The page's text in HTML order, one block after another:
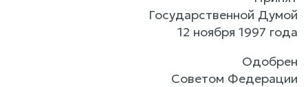
Государственной Думой
12 ноября 1997 года
Одобрен
Советом Федерации